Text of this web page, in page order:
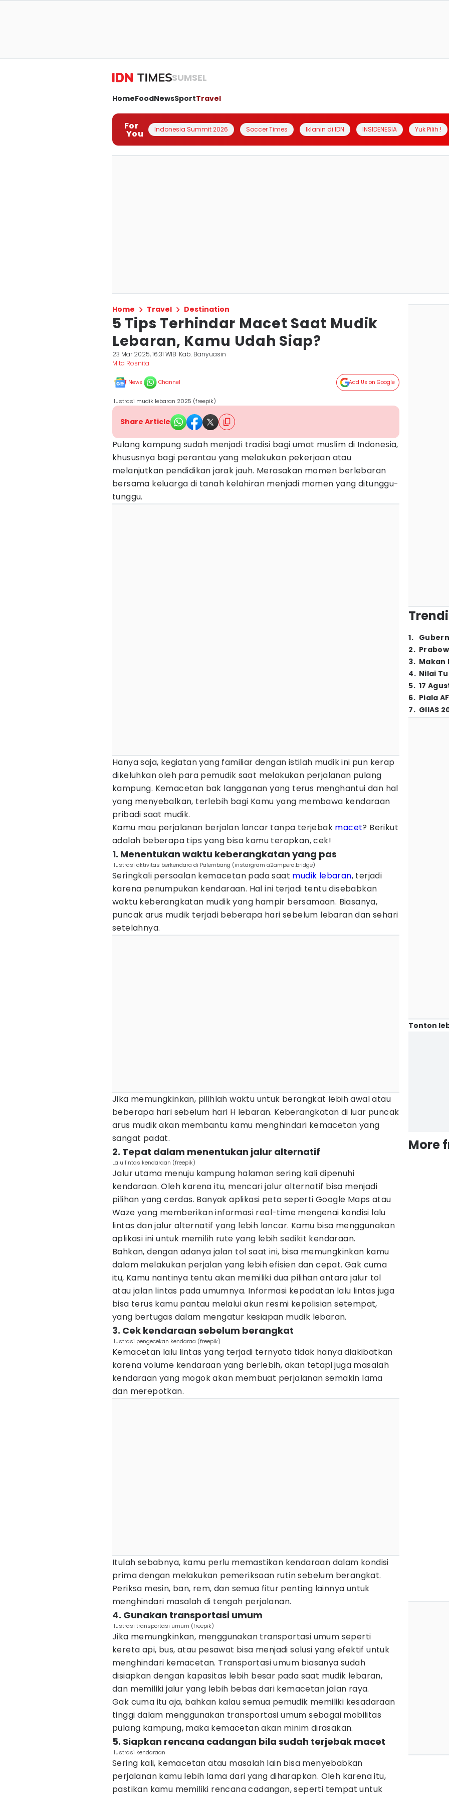
SUMSEL
HomeFoodNewsSportTravel
For
You Indonesia Summit 2026 Soccer Times Iklanin di IDN INSIDENESIA Yuk Pilih !
Home Travel Destination
5 Tips Terhindar Macet Saat Mudik
Lebaran, Kamu Udah Siap?
23 Mar 2025, 16:31 WIB Kab. Banyuasin
Mita Rosnita
News Channel Add Us on Google
Ilustrasi mudik lebaran 2025 (freepik)
Share Article
Pulang kampung sudah menjadi tradisi bagi umat muslim di Indonesia,
khususnya bagi perantau yang melakukan pekerjaan atau
melanjutkan pendidikan jarak jauh. Merasakan momen berlebaran
bersama keluarga di tanah kelahiran menjadi momen yang ditunggu-
tunggu.
Hanya saja, kegiatan yang familiar dengan istilah mudik ini pun kerap
dikeluhkan oleh para pemudik saat melakukan perjalanan pulang
kampung. Kemacetan bak langganan yang terus menghantui dan hal
yang menyebalkan, terlebih bagi Kamu yang membawa kendaraan
pribadi saat mudik.
Kamu mau perjalanan berjalan lancar tanpa terjebak macet? Berikut
adalah beberapa tips yang bisa kamu terapkan, cek!
1. Menentukan waktu keberangkatan yang pas
Ilustrasi aktivitas berkendara di Palembang (instargram a2ampera.bridge)
Seringkali persoalan kemacetan pada saat mudik lebaran, terjadi
karena penumpukan kendaraan. Hal ini terjadi tentu disebabkan
waktu keberangkatan mudik yang hampir bersamaan. Biasanya,
puncak arus mudik terjadi beberapa hari sebelum lebaran dan sehari
setelahnya.
Jika memungkinkan, pilihlah waktu untuk berangkat lebih awal atau
beberapa hari sebelum hari H lebaran. Keberangkatan di luar puncak
arus mudik akan membantu kamu menghindari kemacetan yang
sangat padat.
2. Tepat dalam menentukan jalur alternatif
Lalu lintas kendaraan (freepik)
Jalur utama menuju kampung halaman sering kali dipenuhi
kendaraan. Oleh karena itu, mencari jalur alternatif bisa menjadi
pilihan yang cerdas. Banyak aplikasi peta seperti Google Maps atau
Waze yang memberikan informasi real-time mengenai kondisi lalu
lintas dan jalur alternatif yang lebih lancar. Kamu bisa menggunakan
aplikasi ini untuk memilih rute yang lebih sedikit kendaraan.
Bahkan, dengan adanya jalan tol saat ini, bisa memungkinkan kamu
dalam melakukan perjalan yang lebih efisien dan cepat. Gak cuma
itu, Kamu nantinya tentu akan memiliki dua pilihan antara jalur tol
atau jalan lintas pada umumnya. Informasi kepadatan lalu lintas juga
bisa terus kamu pantau melalui akun resmi kepolisian setempat,
yang bertugas dalam mengatur kesiapan mudik lebaran.
3. Cek kendaraan sebelum berangkat
Ilustrasi pengecekan kendaraa (freepik)
Kemacetan lalu lintas yang terjadi ternyata tidak hanya diakibatkan
karena volume kendaraan yang berlebih, akan tetapi juga masalah
kendaraan yang mogok akan membuat perjalanan semakin lama
dan merepotkan.
Itulah sebabnya, kamu perlu memastikan kendaraan dalam kondisi
prima dengan melakukan pemeriksaan rutin sebelum berangkat.
Periksa mesin, ban, rem, dan semua fitur penting lainnya untuk
menghindari masalah di tengah perjalanan.
4. Gunakan transportasi umum
Ilustrasi transportasi umum (freepik)
Jika memungkinkan, menggunakan transportasi umum seperti
kereta api, bus, atau pesawat bisa menjadi solusi yang efektif untuk
menghindari kemacetan. Transportasi umum biasanya sudah
disiapkan dengan kapasitas lebih besar pada saat mudik lebaran,
dan memiliki jalur yang lebih bebas dari kemacetan jalan raya.
Gak cuma itu aja, bahkan kalau semua pemudik memiliki kesadaraan
tinggi dalam menggunakan transportasi umum sebagai mobilitas
pulang kampung, maka kemacetan akan minim dirasakan.
5. Siapkan rencana cadangan bila sudah terjebak macet
Ilustrasi kendaraan
Sering kali, kemacetan atau masalah lain bisa menyebabkan
perjalanan kamu lebih lama dari yang diharapkan. Oleh karena itu,
pastikan kamu memiliki rencana cadangan, seperti tempat untuk
1.
2.
3. Makan
4. Nilai
5. 17
6. Piala
7. GIIAS
Tonton
More